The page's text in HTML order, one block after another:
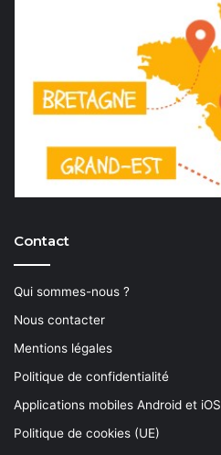
Contact
Qui sommes-nous ?
Nous contacter
Mentions légales
Politique de confidentialité
Applications mobiles Android et iOS
Politique de cookies (UE)